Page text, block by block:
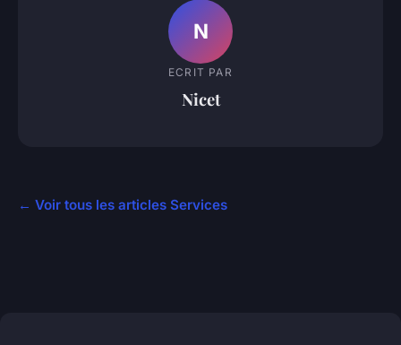
N
ECRIT PAR
Nicet
← Voir tous les articles Services